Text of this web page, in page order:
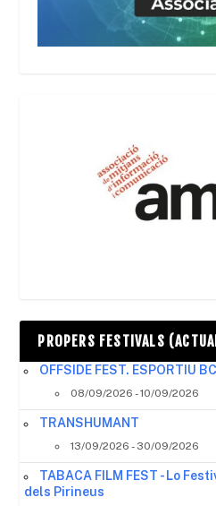
PROPERS FESTIVALS
OFFSIDE FEST. ESPORTIU
08/09/2026 - 10/09/2026
TRANSHUMANT
13/09/2026 - 30/09/2026
TABACA FILM FEST - Lo
dels Pirineus